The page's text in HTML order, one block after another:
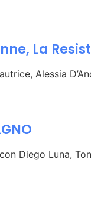
La
Alessia
Diego Luna,